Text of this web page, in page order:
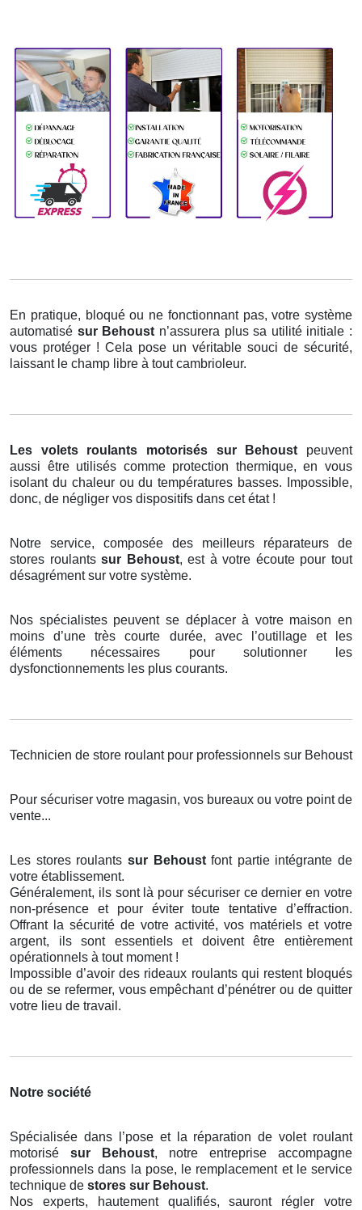
En pratique, bloqué ou ne fonctionnant pas, votre système
automatisé sur Behoust n’assurera plus sa utilité initiale :
vous protéger ! Cela pose un véritable souci de sécurité,
laissant le champ libre à tout cambrioleur.
Les volets roulants motorisés sur Behoust peuvent
aussi être utilisés comme protection thermique, en vous
isolant du chaleur ou du températures basses. Impossible,
donc, de négliger vos dispositifs dans cet état !
Notre service, composée des meilleurs réparateurs de
stores roulantssur Behoust, est à votre écoute pour tout
désagrément sur votre système.
Nos spécialistes peuvent se déplacer à votre maison en
moins d’une très courte durée, avec l’outillage et les
éléments nécessaires pour solutionner les
dysfonctionnements les plus courants.
Technicien de store roulant pour professionnels sur Behoust
Pour sécuriser votre magasin, vos bureaux ou votre point de
vente...
Les stores roulants sur Behoustfont partie intégrante de
votre établissement.
Généralement, ils sont là pour sécuriser ce dernier en votre
non-présence et pour éviter toute tentative d’effraction.
Offrant la sécurité de votre activité, vos matériels et votre
argent, ils sont essentiels et doivent être entièrement
opérationnels à tout moment !
Impossible d’avoir des rideaux roulants qui restent bloqués
ou de se refermer, vous empêchant d’pénétrer ou de quitter
votre lieu de travail.
Notre société
Spécialisée dans l’pose et la réparation de volet roulant
motorisé sur Behoust, notre entreprise accompagne
professionnels dans la pose, le remplacement et le service
technique de stores sur Behoust.
Nos experts, hautement qualifiés, sauront régler votre